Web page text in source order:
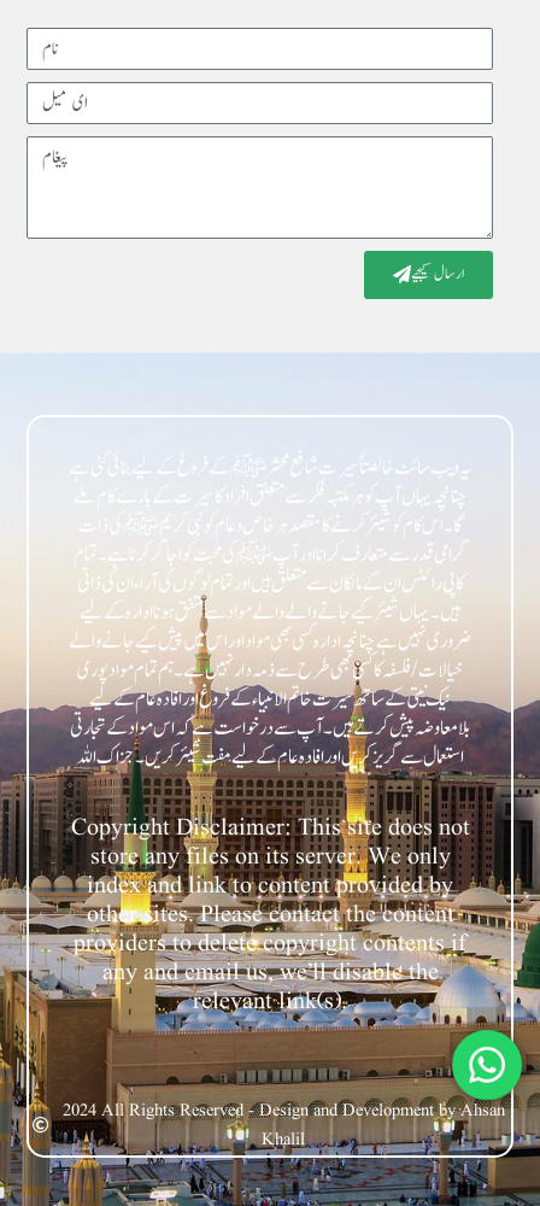
Name
Email
Message
ارسال کیجیے
یہ ویب سائٹ خالصتاً سیرت شافع محشر ﷺ کے فروغ کے لیے بنائی گئی ہے
چنانچہ یہاں آپ کو ہر مکتبہ فکر سے متعلق افراد کا سیرت کے بارے کام ملے
گا۔ اس کام کو شیئر کرنے کا مقصد ہر خاص و عام کو نبی کریمﷺ کی ذات
گرامی قدر سے متعارف کرانا اور آپﷺ کی محبت کو اجاگر کرنا ہے۔ تمام
کاپی رائٹس ان کے مالکان سے متعلق ہیں اور تمام لوگوں کی آراء ان کی ذاتی
ہیں۔ یہاں شیئر کیے جانے والے والے مواد سے متفق ہونا ادارہ کے لیے
ضروری نہیں ہے چنانچہ ادارہ کسی بھی مواد اور اس میں پیش کیے جانے والے
خیالات/فلسفہ کا کسی بھی طرح سے ذمہ دار نہیں ہے۔ ہم تمام مواد پوری
نیک نیتی کے ساتھ سیرت خاتم الانبیاء کے فروغ اور افادہ عام کے لیے
بلامعاوضہ پیش کرتے ہیں۔ آپ سے درخواست ہے کہ اس مواد کے تجارتی
استعمال سے گریز کریں اور افادہ عام کے لیے مفت شیئر کریں۔ جزاک اللہ
Copyright Disclaimer: This site does not
store any files on its server. We only
index and link to content provided by
other sites. Please contact the content
providers to delete copyright contents if
any and email us, we’ll disable the
relevant link(s).
2024 All Rights Reserved - Design and Development by Ahsan
Khalil